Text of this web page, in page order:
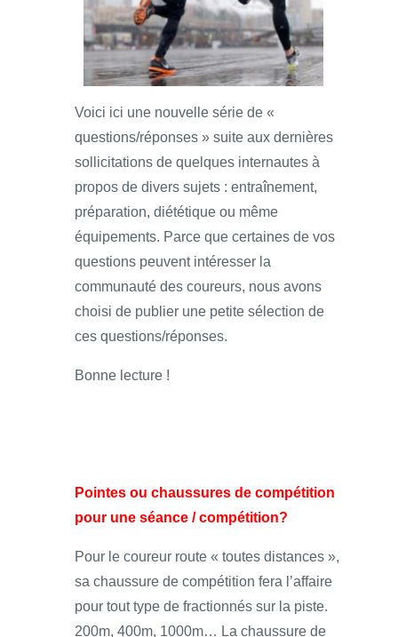
Voici ici une nouvelle série de «
questions/réponses » suite aux dernières
sollicitations de quelques internautes à
propos de divers sujets : entraînement,
préparation, diététique ou même
équipements. Parce que certaines de vos
questions peuvent intéresser la
communauté des coureurs, nous avons
choisi de publier une petite sélection de
ces questions/réponses.
Bonne lecture !
Pointes ou chaussures de compétition
pour une séance / compétition?
Pour le coureur route « toutes distances »,
sa chaussure de compétition fera l’affaire
pour tout type de fractionnés sur la piste.
200m, 400m, 1000m… La chaussure de